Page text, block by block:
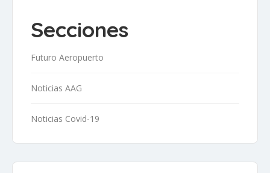
Secciones
Futuro Aeropuerto
Noticias AAG
Noticias Covid-19